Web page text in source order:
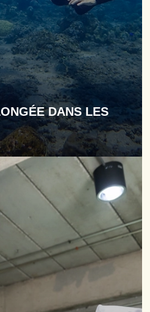
DANS LES